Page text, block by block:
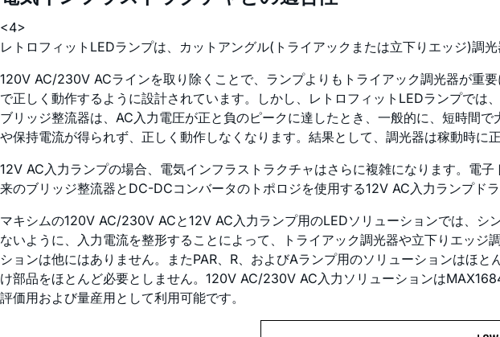
<4>
レトロフィットLEDランプは、カットアングル(トライアックまたは立下りエッジ)調
120V AC/230V ACラインを取り除くことで、ランプよりもトライアック調光器が重
で正しく動作するように設計されています。しかし、レトロフィットLEDランプで
ブリッジ整流器は、AC入力電圧が正と負のピークに達したとき、一般的に、短時間
や保持電流が得られず、正しく動作しなくなります。結果として、調光器は稼動時に
12V AC入力ランプの場合、電気インフラストラクチャはさらに複雑になります。電
来のブリッジ整流器とDC-DCコンバータのトポロジを使用する12V AC入力ランプド
マキシムの120V AC/230V ACと12V AC入力ランプ用のLEDソリューションでは、
ないように、入力電流を整形することによって、トライアック調光器や立下りエッ
ションは他にはありません。またPAR、R、およびAランプ用のソリューションはほ
け部品をほとんど必要としません。120V AC/230V AC入力ソリューションは
評価用および量産用として利用可能です。